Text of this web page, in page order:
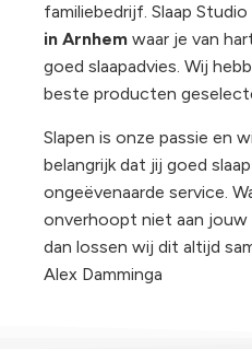
familiebedrijf. Slaap
in Arnhem waar je van
goed slaapadvies. Wij
beste producten
Slapen is onze passie en
belangrijk dat jij goed
ongeëvenaarde service.
onverhoopt niet aan
dan lossen wij dit altijd
Alex Damminga